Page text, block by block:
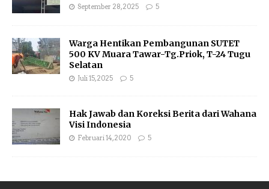
September 28, 2025 5
Warga Hentikan Pembangunan SUTET
500 KV Muara Tawar-Tg.Priok, T-24 Tugu
Selatan
Juli 15, 2025 5
Hak Jawab dan Koreksi Berita dari Wahana
Visi Indonesia
Februari 14, 2020 5